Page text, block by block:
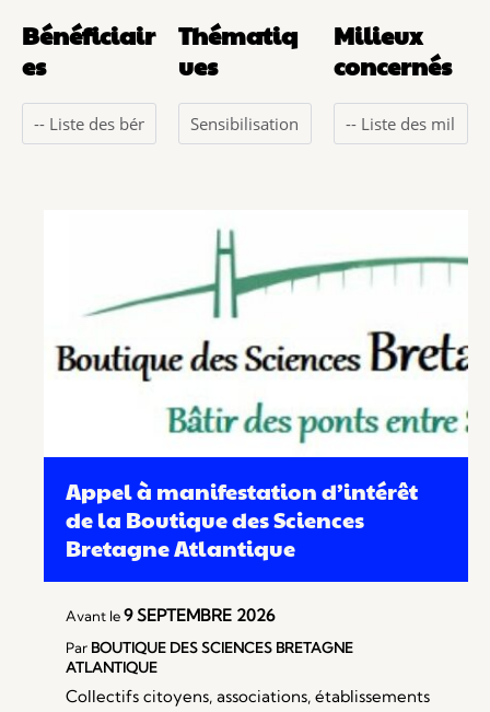
Bénéficiair
es
Thématiq
ues
Milieux
concernés
Appel à manifestation d’intérêt
de la Boutique des Sciences
Bretagne Atlantique
Avant le9 SEPTEMBRE 2026
Par BOUTIQUE DES SCIENCES BRETAGNE
ATLANTIQUE
Collectifs citoyens, associations, établissements